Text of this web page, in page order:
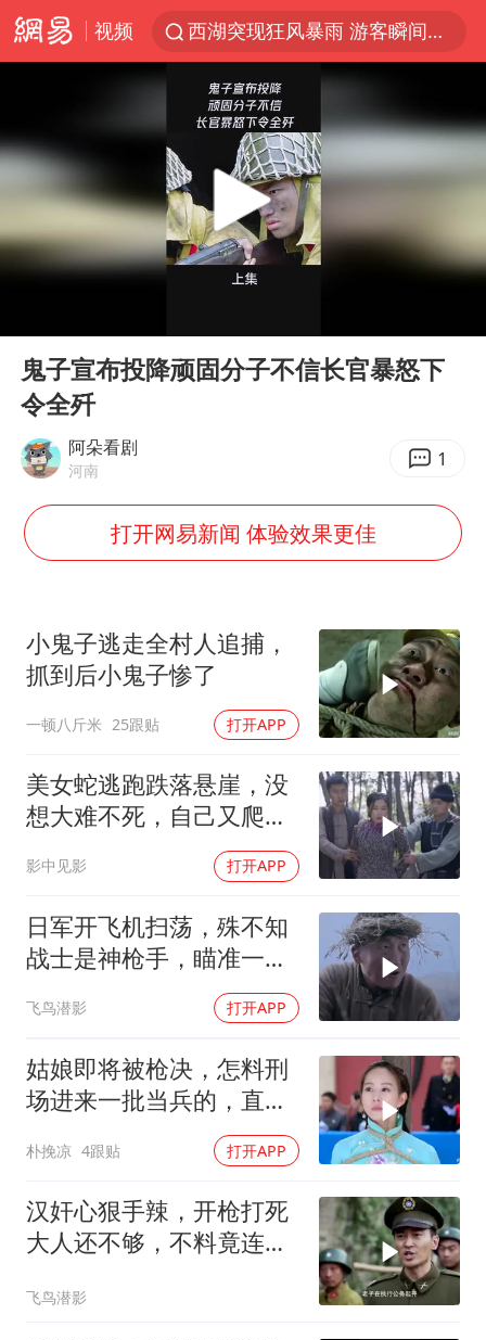
视频
西湖突现狂风暴雨 游客瞬间被浇透
新疆景区自驾服务费改为按车收费
多家A股公司收到美国关税退款
视频丨中国东方电气集团原党组副书记、董事宋致远被查
直击东北超：哈尔滨vs通辽
白海豚将正面袭击贯穿浙江
郑丽文：台湾从来没有“独立”过
梁家辉百花奖演讲落泪
人民的健康、体质、幸福一脉相承
Play
鬼子宣布投降顽固分子不信长官暴怒下
令全歼
阿朵看剧
河南 1
打开网易新闻 体验效果更佳
小鬼子逃走全村人追捕，
抓到后小鬼子惨了
一顿八斤米 25跟贴 打开APP
美女蛇逃跑跌落悬崖，没
想大难不死，自己又爬了
影中见影 打开APP
日军开飞机扫荡，殊不知
战士是神枪手，瞄准一枪
飞鸟潜影 打开APP
姑娘即将被枪决，怎料刑
场进来一批当兵的，直接
朴挽凉 4跟贴 打开APP
汉奸心狠手辣，开枪打死
大人还不够，不料竟连小
飞鸟潜影